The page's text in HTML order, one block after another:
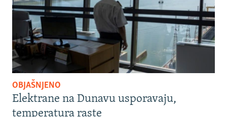
OBJAŠNJENO
Elektrane na Dunavu usporavaju,
temperatura raste